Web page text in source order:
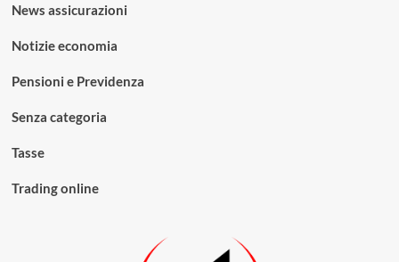
News assicurazioni
Notizie economia
Pensioni e Previdenza
Senza categoria
Tasse
Trading online